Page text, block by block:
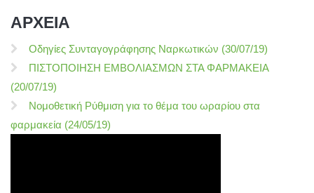
ΑΡΧΕΙΑ
Οδηγίες Συνταγογράφησης Ναρκωτικών (30/07/19)
ΠΙΣΤΟΠΟΙΗΣΗ ΕΜΒΟΛΙΑΣΜΩΝ ΣΤΑ ΦΑΡΜΑΚΕΙΑ
(20/07/19)
Νομοθετική Ρύθμιση για το θέμα του ωραρίου στα
φαρμακεία (24/05/19)